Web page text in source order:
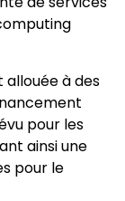
à des
pour les
ainsi une
pour le